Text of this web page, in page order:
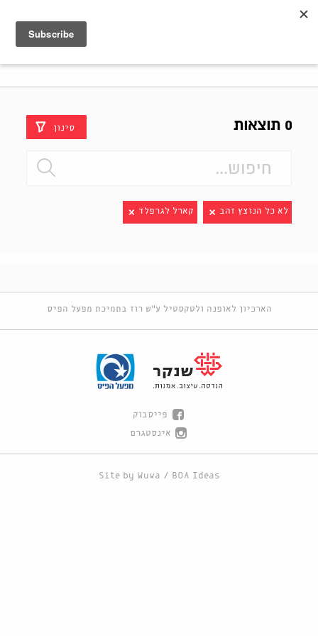
0 תוצאות סינון
לא כל הנוצץ זהב קארל לגרפלד
הארכיון לאופנה ולטקסטיל ע"ש רוז בתמיכת מפעל הפיס
פייסבוק
אינסטגרם
Site by Wuwa / BOA Ideas